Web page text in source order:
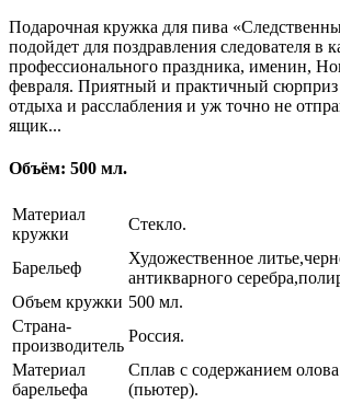
Подарочная кружка для пива
подойдет для поздравления следователя в
профессионального праздника, именин,
февраля. Приятный и практичный сюрприз
отдыха и расслабления и уж точно не
ящик...
Объём: 500 мл.
Материал
кружки
Стекло.
Барельеф
Художественное
антикварного
Объем кружки 500 мл.
Страна-
производитель
Россия.
Материал
барельефа
Сплав с содержанием
(пьютер).